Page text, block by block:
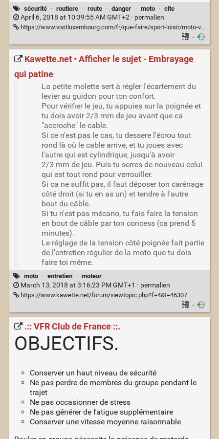
sécurité · routiere · route · danger · moto · cite
April 6, 2018 at 10:39:55 AM GMT+2 · permalien
https://www.visitluxembourg.com/fr/que-faire/sport-loisir/moto-voiture-ancienne-luxembourg
·
Kawette.net • Afficher le sujet - Embrayage
qui patine
La petite molette sert à régler l'écartement du
levier au guidon pour ton confort.
Pour vérifier le jeu, tu appuies sur la poignée et
tu dois avoir 2/3 mm de jeu avant que ca
"accroche" le cable.
Si ce n'est pas le cas, tu dessere l'écrou tout
rond là où le cable arrive, et tu joues avec
l'autre qui est cylindrique, jusqu'à avoir
2/3 mm de jeu. Puis tu serres de nouveau celui
qui est tout rond pour verrouiller.
Si ca ne suffit pas, il faut déposer ton carénage
côté droit (si tu en as un) et tendre à l'autre
bout du câble.
Si tu n'est pas mécano, tu fais faire la tension
en bout de câble par ton concess (ca prend 5
minutes).
Le réglage de la tension côté poignée fait partie
de l'entretien régulier de la moto que tu dois
faire toi même.
moto · entretien · moteur
March 13, 2018 at 3:16:23 PM GMT+1 · permalien
https://www.kawette.net/forum/viewtopic.php?f=4&t=46307
·
.:: VFR Club de France ::.
OBJECTIFS.
Conserver un haut niveau de sécurité
Ne pas perdre de membres du groupe pendant le
trajet
Ne pas occasionner de stress
Ne pas générer de fatigue supplémentaire
Conserver une vitesse moyenne raisonnable